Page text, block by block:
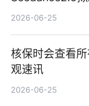
创作工作流进一
2026-06-25
核保时会查看所
观速讯
2026-06-25